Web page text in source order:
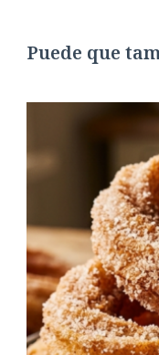
Puede que